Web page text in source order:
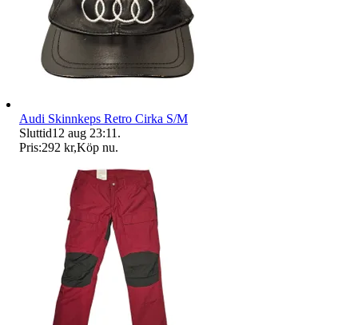
Audi Skinnkeps Retro Cirka S/M
Sluttid12 aug 23:11 .
Pris:292 kr,Köp nu.